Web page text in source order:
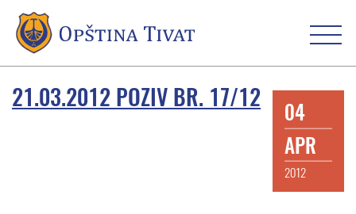
21.03.2012 POZIV BR. 17/12
04
APR
2012